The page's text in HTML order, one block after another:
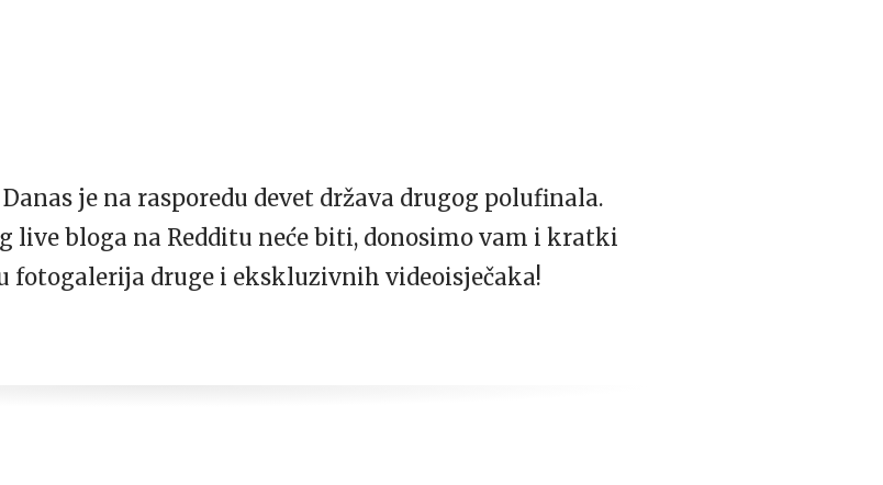
je na rasporedu devet država drugog polufinala.
live bloga na Redditu neće biti, donosimo vam i kratki
fotogalerija druge i ekskluzivnih videoisječaka!